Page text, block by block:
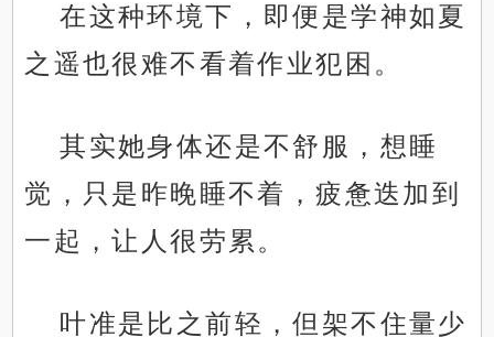
在这种环境下，即便是学神如夏
之遥也很难不看着作业犯困。
其实她身体还是不舒服，想睡
觉，只是昨晚睡不着，疲惫迭加到
一起，让人很劳累。
叶准是比之前轻，但架不住量少